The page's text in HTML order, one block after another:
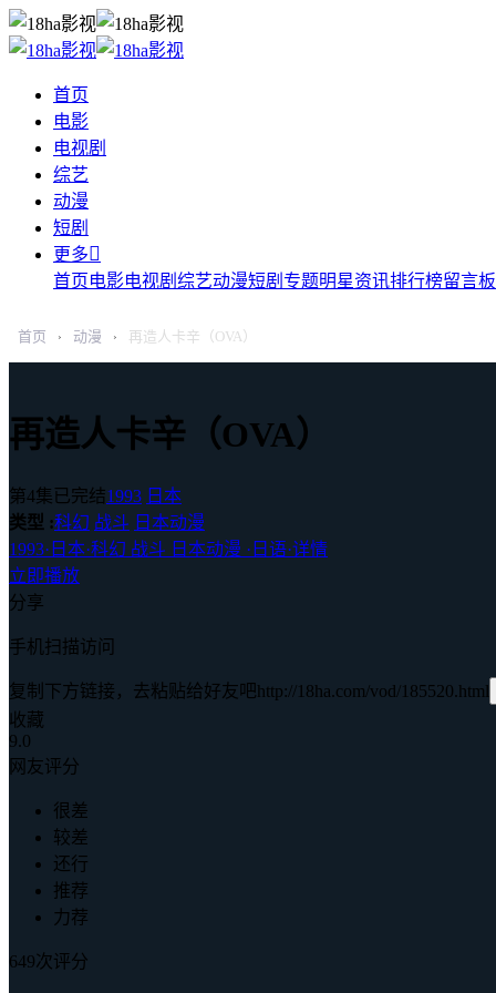
首页
电影
电视剧
综艺
动漫
短剧
更多
首页电影电视剧 综艺动漫短剧 专题明星资讯排行榜留言板
首页 › 动漫 › 再造人卡辛（OVA）
再造人卡辛（OVA）
第4集已完结1993 日本
类型 :科幻 战斗 日本动漫
1993· 日本·科幻 战斗 日本动漫 · 日语·详情
立即播放
分享
手机扫描访问
复制下方链接，去粘贴给好友吧http://18ha.com/vod/185520.html
收藏
9.0
网友评分
很差
较差
还行
推荐
力荐
649次评分